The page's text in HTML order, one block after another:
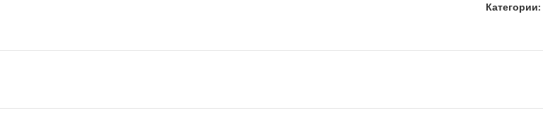
Категории: